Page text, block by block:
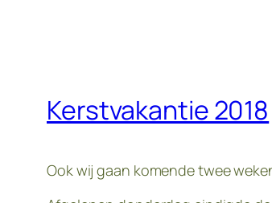
Kerstvakantie 2018
Ook wij gaan komende twee